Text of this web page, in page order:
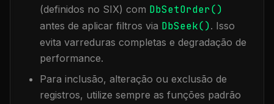
(definidos no SIX) com DbSetOrder()
antes de aplicar filtros via DbSeek(). Isso
evita varreduras completas e degradação de
performance.
Para inclusão, alteração ou exclusão de
registros, utilize sempre as funções padrão